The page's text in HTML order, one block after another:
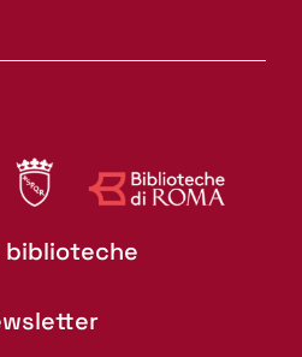
biblioteche